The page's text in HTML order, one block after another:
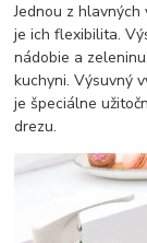
Jednou z
je ich flexibilita.
nádobie a
kuchyni. Výsuvný
je špeciálne
drezu.